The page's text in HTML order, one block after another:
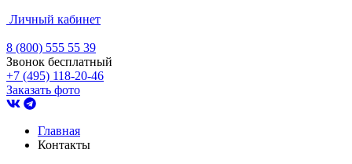
Личный кабинет
8 (800) 555 55 39
Звонок бесплатный
+7 (495) 118-20-46
Заказать фото
Главная
Контакты